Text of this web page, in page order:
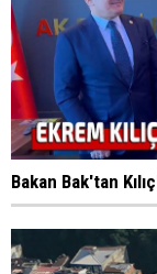
Bakan Bak'tan